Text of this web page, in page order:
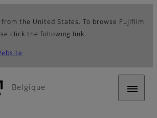
from the United States. To browse Fujifilm
click the following link.
Belgique